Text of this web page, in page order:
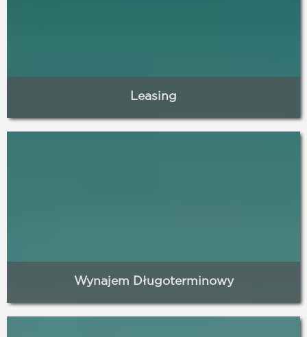
Leasing
Wynajem Długoterminowy